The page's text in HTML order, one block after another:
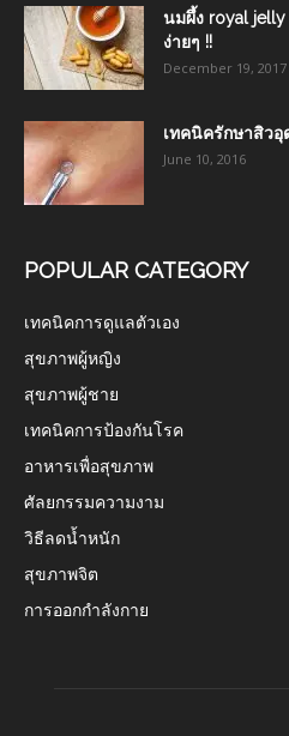
นมผึ้ง royal jelly
ง่ายๆ !!
December 19, 2017
เทคนิครักษาสิวอุ
June 10, 2016
POPULAR CATEGORY
เทคนิคการดูแลตัวเอง
สุขภาพผู้หญิง
สุขภาพผู้ชาย
เทคนิคการป้องกันโรค
อาหารเพื่อสุขภาพ
ศัลยกรรมความงาม
วิธีลดน้ำหนัก
สุขภาพจิต
การออกกำลังกาย